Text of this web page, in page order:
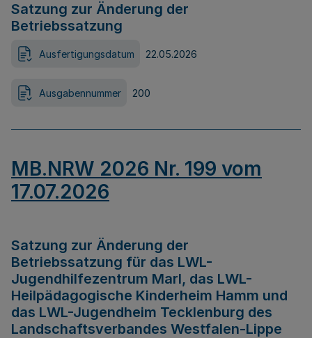
Satzung zur Änderung der
Betriebssatzung
Ausfertigungsdatum 22.05.2026
Ausgabennummer 200
MB.NRW 2026 Nr. 199 vom
17.07.2026
Satzung zur Änderung der
Betriebssatzung für das LWL-
Jugendhilfezentrum Marl, das LWL-
Heilpädagogische Kinderheim Hamm und
das LWL-Jugendheim Tecklenburg des
Landschaftsverbandes Westfalen-Lippe